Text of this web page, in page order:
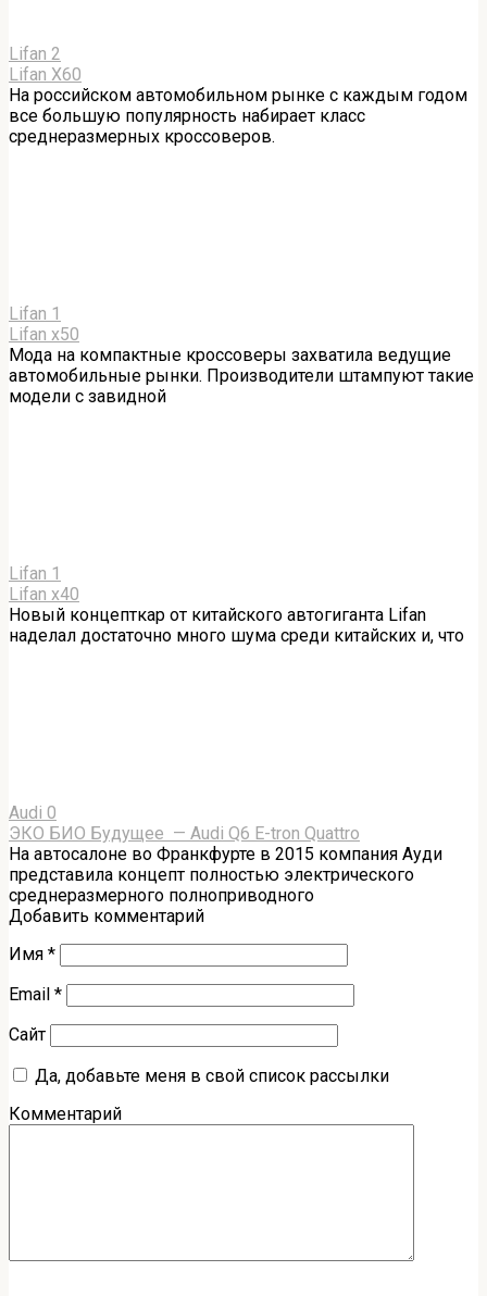
Lifan 2
Lifan Х60
На российском автомобильном рынке с каждым годом
все большую популярность набирает класс
среднеразмерных кроссоверов.
Lifan 1
Lifan x50
Мода на компактные кроссоверы захватила ведущие
автомобильные рынки. Производители штампуют такие
модели с завидной
Lifan 1
Lifan x40
Новый концепткар от китайского автогиганта Lifan
наделал достаточно много шума среди китайских и, что
Audi 0
ЭКО БИО Будущее — Audi Q6 E-tron Quattro
На автосалоне во Франкфурте в 2015 компания Ауди
представила концепт полностью электрического
среднеразмерного полноприводного
Добавить комментарий
Имя *
Email *
Сайт
Да, добавьте меня в свой список рассылки
Комментарий